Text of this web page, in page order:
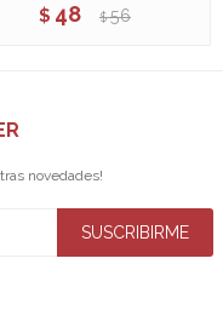
$ 48 $ 56
novedades!
SUSCRIBIRME